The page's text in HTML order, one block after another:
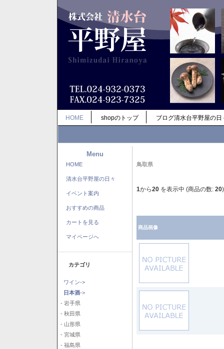
HOME shopのトップ ブログ清水台平野屋の日
Menu
HOME
清水台平野屋の日々
イベント案内
おすすめの商品
カートを見る
マイページへ
カテゴリ
ワイン->
日本酒->
- 岩手県
- 秋田県
- 山形県
- 宮城県
- 福島県
鳥取県
1から20 を表示中 (商品の数: 20)
商品画像